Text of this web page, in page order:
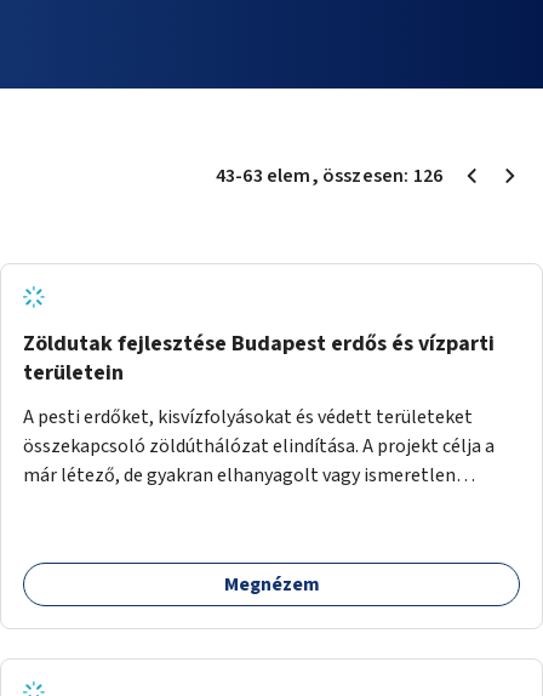
43-63 elem, összesen: 126
Zöldutak fejlesztése Budapest erdős és vízparti
területein
A pesti erdőket, kisvízfolyásokat és védett területeket
összekapcsoló zöldúthálózat elindítása. A projekt célja a
már létező, de gyakran elhanyagolt vagy ismeretlen
szűkületek javításával, néhány ponton pedig helyszíni
beavatkozással (pl. táblák kihelyezése, hulladékgyűjtők,
zöldutakon való közlekedést.
Megnézem